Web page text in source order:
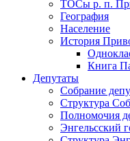
ТОСы р. п.
География
Население
История
Книга
Депутаты
Собрание
Структура
Полномочия
Энгельсский